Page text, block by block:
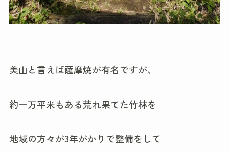
美山と言えば薩摩焼が有名ですが、
約一万平米もある荒れ果てた竹林を
地域の方々が3年がかりで整備をして